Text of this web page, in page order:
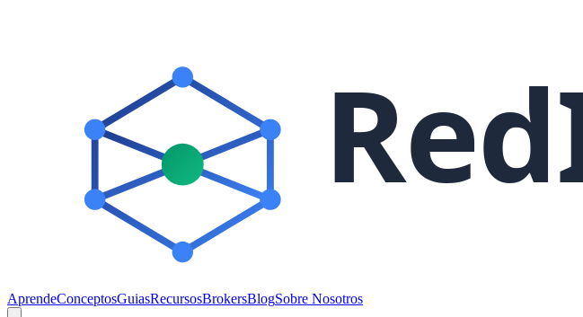
AprendeConceptosGuiasRecursosBrokersBlogSobre Nosotros